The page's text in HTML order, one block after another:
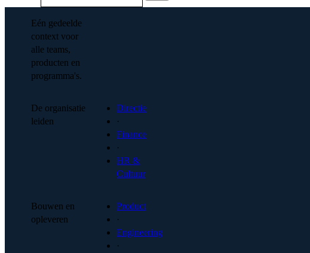
Eén gedeelde
context voor
alle teams,
producten en
programma's.
De organisatie
leiden
Directie
·
Finance
·
HR &
Cultuur
Bouwen en
opleveren
Product
·
Engineering
·